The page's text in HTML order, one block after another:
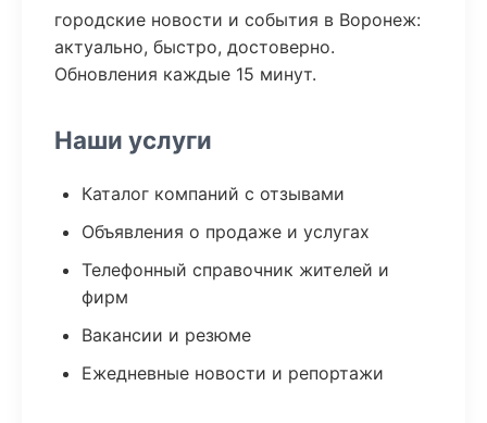
городские новости и события в Воронеж:
актуально, быстро, достоверно.
Обновления каждые 15 минут.
Наши услуги
Каталог компаний с отзывами
Объявления о продаже и услугах
Телефонный справочник жителей и
фирм
Вакансии и резюме
Ежедневные новости и репортажи